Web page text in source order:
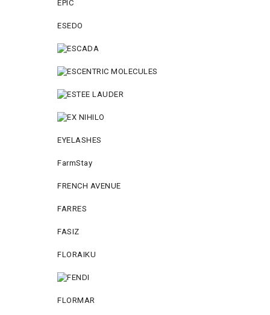
EPIC
ESEDO
EYELASHES
FarmStay
FRENCH AVENUE
FARRES
FASIZ
FLORAIKU
FLORMAR